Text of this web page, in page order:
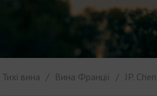
Тихі вина Вина Франції JP.